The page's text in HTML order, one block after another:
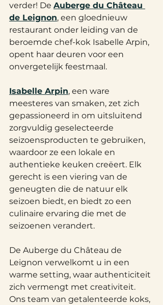
verder! De Auberge du Château
de Leignon, een gloednieuw
restaurant onder leiding van de
beroemde chef-kok Isabelle Arpin,
opent haar deuren voor een
onvergetelijk feestmaal.
Isabelle Arpin, een ware
meesteres van smaken, zet zich
gepassioneerd in om uitsluitend
zorgvuldig geselecteerde
seizoensproducten te gebruiken,
waardoor ze een lokale en
authentieke keuken creëert. Elk
gerecht is een viering van de
geneugten die de natuur elk
seizoen biedt, en biedt zo een
culinaire ervaring die met de
seizoenen verandert.
De Auberge du Château de
Leignon verwelkomt u in een
warme setting, waar authenticiteit
zich vermengt met creativiteit.
Ons team van getalenteerde koks,